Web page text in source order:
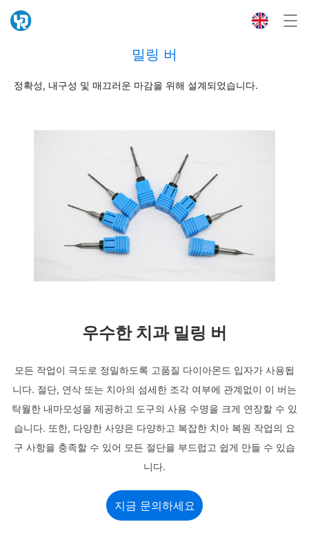
밀링 버
정확성, 내구성 및 매끄러운 마감을 위해 설계되었습니다.
우수한 치과 밀링 버
모든 작업이 극도로 정밀하도록 고품질 다이아몬드 입자가 사용됩
니다. 절단, 연삭 또는 치아의 섬세한 조각 여부에 관계없이 이 버는
탁월한 내마모성을 제공하고 도구의 사용 수명을 크게 연장할 수 있
습니다. 또한, 다양한 사양은 다양하고 복잡한 치아 복원 작업의 요
구 사항을 충족할 수 있어 모든 절단을 부드럽고 쉽게 만들 수 있습
니다.
지금 문의하세요